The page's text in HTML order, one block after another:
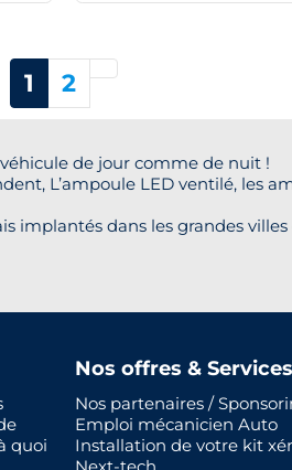
1 2 Suivant
de jour comme de nuit !
L’ampoule LED ventilé, les
dans les grandes
quoi
Nos offres & Services
Nos partenaires /
Emploi mécanicien Auto
Installation de votre kit